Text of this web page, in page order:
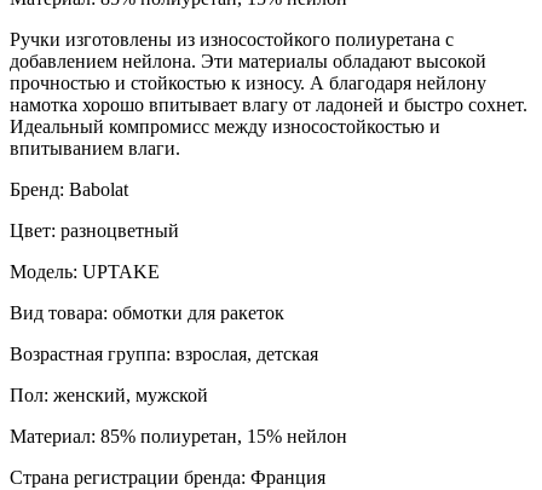
Ручки изготовлены из износостойкого полиуретана с
добавлением нейлона. Эти материалы обладают высокой
прочностью и стойкостью к износу. А благодаря нейлону
намотка хорошо впитывает влагу от ладоней и быстро сохнет.
Идеальный компромисс между износостойкостью и
впитыванием влаги.
Бренд: Babolat
Цвет: разноцветный
Модель: UPTAKE
Вид товара: обмотки для ракеток
Возрастная группа: взрослая, детская
Пол: женский, мужской
Материал: 85% полиуретан, 15% нейлон
Страна регистрации бренда: Франция